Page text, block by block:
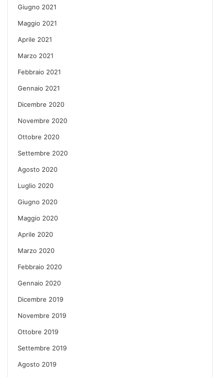
Giugno 2021
Maggio 2021
Aprile 2021
Marzo 2021
Febbraio 2021
Gennaio 2021
Dicembre 2020
Novembre 2020
Ottobre 2020
Settembre 2020
Agosto 2020
Luglio 2020
Giugno 2020
Maggio 2020
Aprile 2020
Marzo 2020
Febbraio 2020
Gennaio 2020
Dicembre 2019
Novembre 2019
Ottobre 2019
Settembre 2019
Agosto 2019